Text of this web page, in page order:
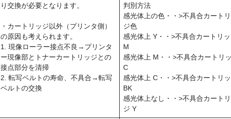
り交換が必要となります。
・カートリッジ以外（プリンタ側）
の原因も考えられます。
1. 現像ローラー接点不良→プリンタ
ー現像部とトナーカートリッジとの
接点部分を清掃
2. 転写ベルトの寿命、不具合→転写
ベルトの交換
判別方法
感光体上の色・・>不具合カート
ジ色
感光体上 Y・・>不具合カートリ
M
感光体上 M・・>不具合カートリ
C
感光体上 C・・>不具合カートリ
BK
感光体上なし・・>不具合カート
ジ Y